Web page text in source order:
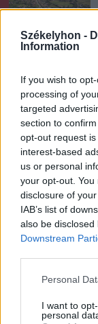
Székelyhon -
Information
If you wish to
processing of
targeted
section to
opt-out request
interest-based
us or personal
your opt-out.
disclosure of
IAB’s list of
also be
Downstream
Personal
I want to
personal